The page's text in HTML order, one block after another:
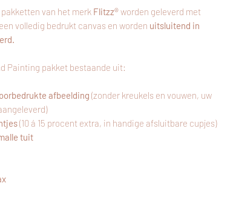
van het merk Flitzz®worden geleverd met
volledig bedrukt canvas en worden uitsluitend in
Painting pakket bestaande uit:
afbeelding (zonder kreukels en vouwen, uw
(10 á 15 procent extra, in handige afsluitbare cupjes)
tuit